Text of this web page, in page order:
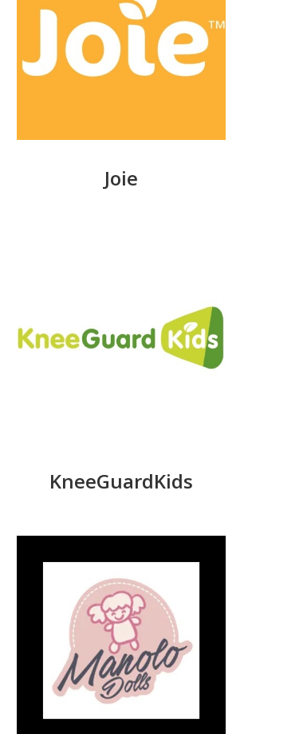
Joie
KneeGuardKids